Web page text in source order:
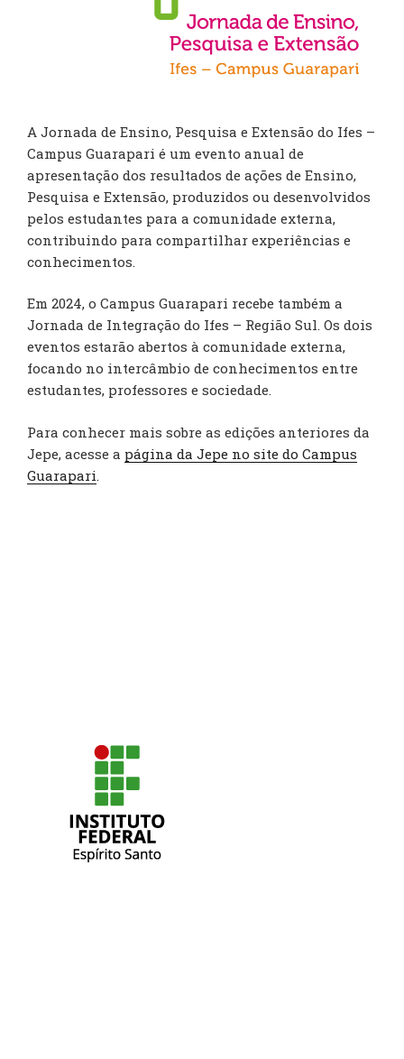
A Jornada de Ensino, Pesquisa e Extensão do Ifes –
Campus Guarapari é um evento anual de
apresentação dos resultados de ações de Ensino,
Pesquisa e Extensão, produzidos ou desenvolvidos
pelos estudantes para a comunidade externa,
contribuindo para compartilhar experiências e
conhecimentos.
Em 2024, o Campus Guarapari recebe também a
Jornada de Integração do Ifes – Região Sul. Os dois
eventos estarão abertos à comunidade externa,
focando no intercâmbio de conhecimentos entre
estudantes, professores e sociedade.
Para conhecer mais sobre as edições anteriores da
Jepe, acesse a página da Jepe no site do Campus
Guarapari